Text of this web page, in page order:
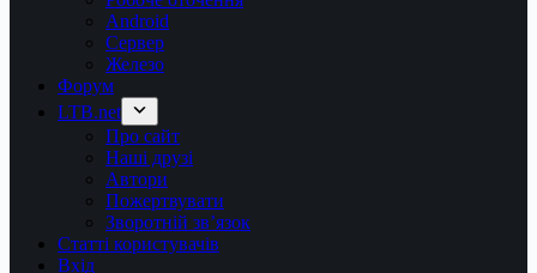
Android
Сервер
Железо
Форум
LTB.net
Про сайт
Наші друзі
Автори
Пожертвувати
Зворотній зв’язок
Статті користувачів
Вхід